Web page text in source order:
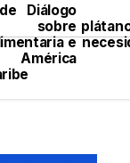
Diálogo
sobre
e
América